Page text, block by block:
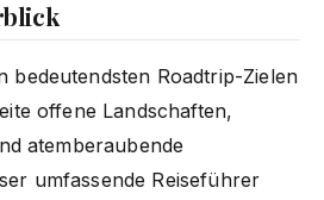
bedeutendsten Roadtrip-Zielen
offene Landschaften,
atemberaubende
umfassende Reiseführer